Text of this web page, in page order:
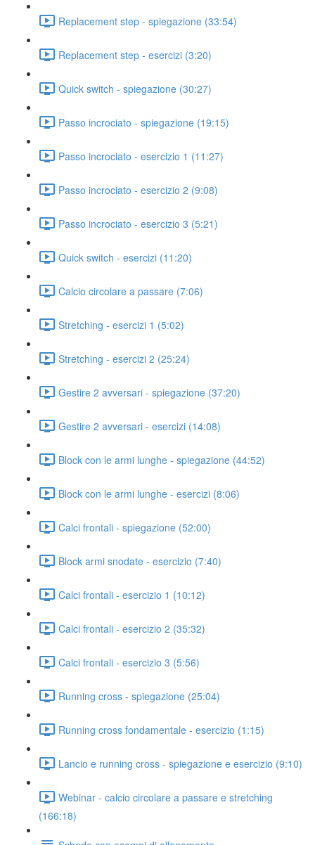
Replacement step - spiegazione (33:54)
Replacement step - esercizi (3:20)
Quick switch - spiegazione (30:27)
Passo incrociato - spiegazione (19:15)
Passo incrociato - esercizio 1 (11:27)
Passo incrociato - esercizio 2 (9:08)
Passo incrociato - esercizio 3 (5:21)
Quick switch - esercizi (11:20)
Calcio circolare a passare (7:06)
Stretching - esercizi 1 (5:02)
Stretching - esercizi 2 (25:24)
Gestire 2 avversari - spiegazione (37:20)
Gestire 2 avversari - esercizi (14:08)
Block con le armi lunghe - spiegazione (44:52)
Block con le armi lunghe - esercizi (8:06)
Calci frontali - spiegazione (52:00)
Block armi snodate - esercizio (7:40)
Calci frontali - esercizio 1 (10:12)
Calci frontali - esercizio 2 (35:32)
Calci frontali - esercizio 3 (5:56)
Running cross - spiegazione (25:04)
Running cross fondamentale - esercizio (1:15)
Lancio e running cross - spiegazione e esercizio (9:10)
Webinar - calcio circolare a passare e stretching
(166:18)